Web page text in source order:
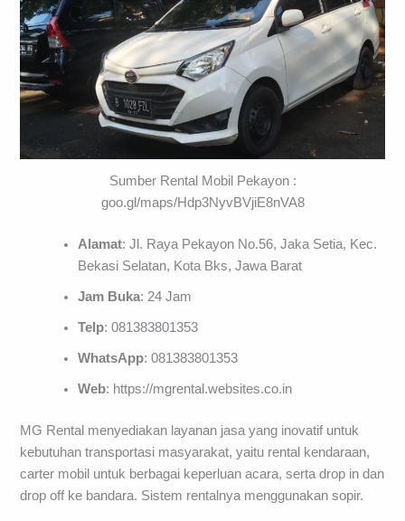
Sumber Rental Mobil Pekayon :
goo.gl/maps/Hdp3NyvBVjiE8nVA8
Alamat: Jl. Raya Pekayon No.56, Jaka Setia, Kec.
Bekasi Selatan, Kota Bks, Jawa Barat
Jam Buka: 24 Jam
Telp: 081383801353
WhatsApp: 081383801353
Web: https://mgrental.websites.co.in
MG Rental menyediakan layanan jasa yang inovatif untuk
kebutuhan transportasi masyarakat, yaitu rental kendaraan,
carter mobil untuk berbagai keperluan acara, serta drop in dan
drop off ke bandara. Sistem rentalnya menggunakan sopir.